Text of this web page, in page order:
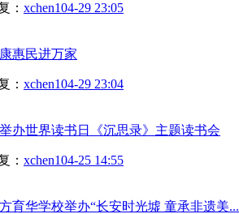
： xchen104-29 23:05
惠民进万家
： xchen104-29 23:04
办世界读书日《沉思录》主题读书会
： xchen104-25 14:55
育华学校举办“长安时光墟 童承非遗美...